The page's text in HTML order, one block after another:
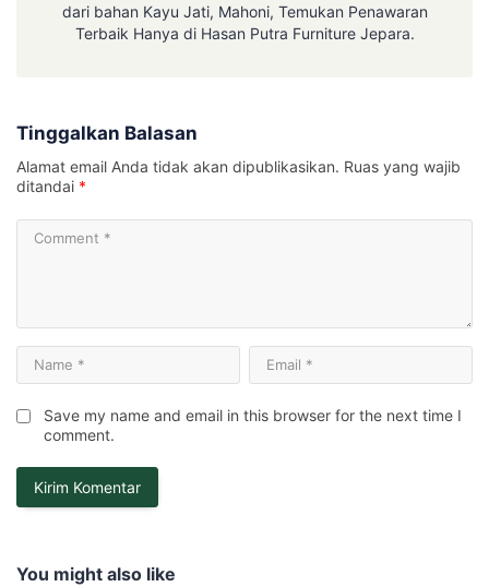
dari bahan Kayu Jati, Mahoni, Temukan Penawaran
Terbaik Hanya di Hasan Putra Furniture Jepara.
Tinggalkan Balasan
Alamat email Anda tidak akan dipublikasikan. Ruas yang wajib
ditandai *
Save my name and email in this browser for the next time I
comment.
You might also like